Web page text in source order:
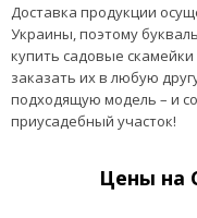
Доставка продукции
Украины, поэтому
купить садовые
заказать их в любую
подходящую модель – и
приусадебный участок!
Цены на